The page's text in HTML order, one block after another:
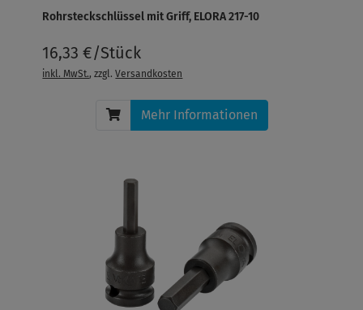
Rohrsteckschlüssel mit Griff, ELORA 217-10
16,33 €/Stück
inkl. MwSt., zzgl.Versandkosten
Mehr Informationen